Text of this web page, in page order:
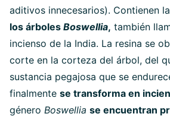
aditivos innecesarios). Contienen la
los árboles Boswellia, también
incienso de la India. La resina se
corte en la corteza del árbol, del
sustancia pegajosa que se
finalmente se transforma en
género Boswellia se encuentran